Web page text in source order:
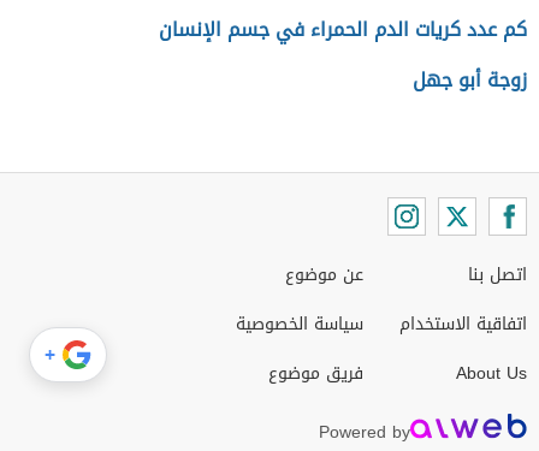
كم عدد كريات الدم الحمراء في جسم الإنسان
زوجة أبو جهل
اتصل بنا
اتفاقية الاستخدام
About Us
عن موضوع
سياسة الخصوصية
فريق موضوع
Powered by
+